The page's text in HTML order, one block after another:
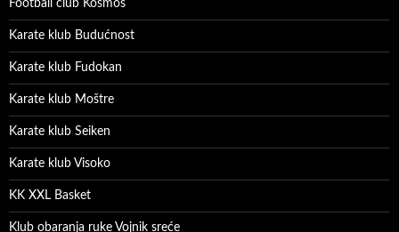
Football club Kosmos
Karate klub Budućnost
Karate klub Fudokan
Karate klub Moštre
Karate klub Seiken
Karate klub Visoko
KK XXL Basket
Klub obaranja ruke Vojnik sreće